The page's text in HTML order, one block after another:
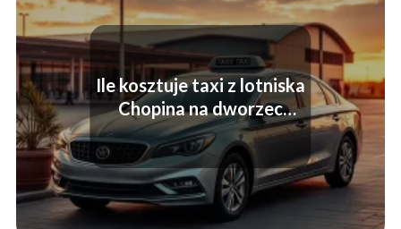
Ile kosztuje taxi z lotniska
Chopina na dworzec
centralny?